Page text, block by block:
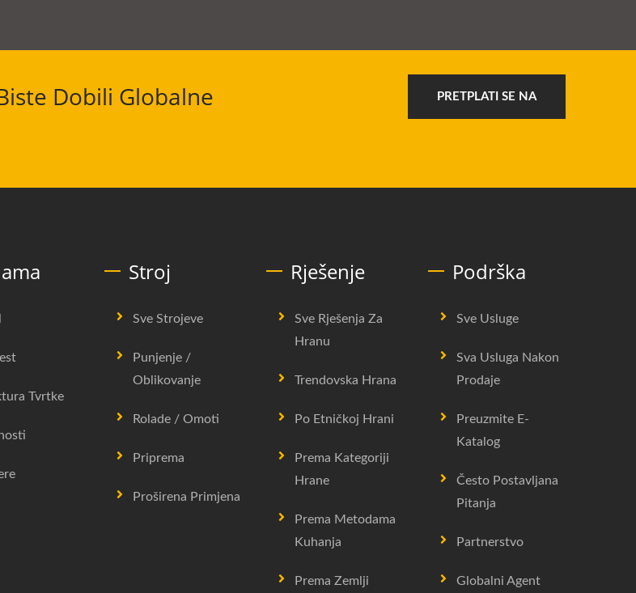
Dobili Globalne
PRETPLATI SE NA
Tvrtke
Stroj
Sve Strojeve
Punjenje /
Oblikovanje
Rolade / Omoti
Priprema
Proširena Primjena
Rješenje
Sve Rješenja Za
Hranu
Trendovska Hrana
Po Etničkoj Hrani
Prema Kategoriji
Hrane
Prema Metodama
Kuhanja
Prema Zemlji
Podrška
Sve Usluge
Sva Usluga Nakon
Prodaje
Preuzmite E-
Katalog
Često Postavljana
Pitanja
Partnerstvo
Globalni Agent